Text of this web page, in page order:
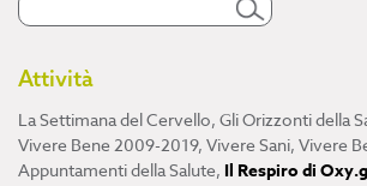
Attività
La Settimana del Cervello, Gli Orizzonti della
Vivere Bene 2009-2019, Vivere Sani, Vivere
Appuntamenti della Salute, Il Respiro di